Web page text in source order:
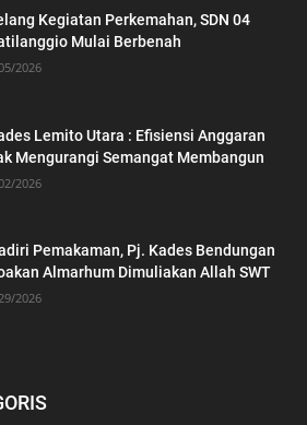
Kegiatan Perkemahan, SDN 04
Mulai Berbenah
2026
Lemito Utara : Efisiensi Anggaran
Mengurangi Semangat Membangun
2026
Pemakaman, Pj. Kades Bendungan
Almarhum Dimuliakan Allah SWT
2026